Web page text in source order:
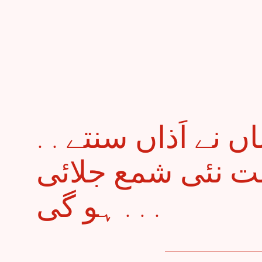
. . عید کے روز پریشاں نے اَذاں سنتے
شمع جلائی
ہو گی . . .